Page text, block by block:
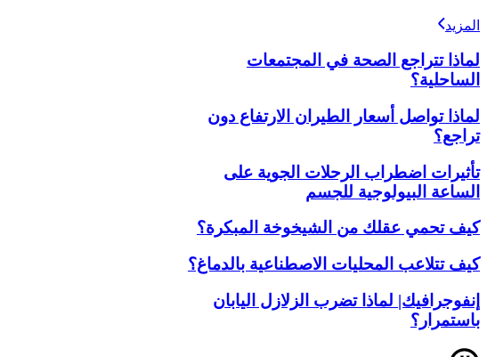
المزيد
لماذا تتراجع الصحة في المجتمعات
الساحلية؟
لماذا تواصل أسعار الطيران الارتفاع دون
تراجع؟
تأثيرات اضطراب الرحلات الجوية على
الساعة البيولوجية للجسم
كيف تحمي عقلك من الشيخوخة المبكرة؟
كيف تتلاعب المحليات الاصطناعية بالدماغ؟
إنفوجرافيك| لماذا تضرب الزلازل اليابان
باستمرار؟